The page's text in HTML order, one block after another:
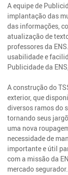
A equipe de
implantação das
das informações,
atualização de
professores da
usabilidade e
Publicidade da
A construção do
exterior, que
diversos ramos do
tornando seus
uma nova
necessidade de
importante e útil
com a missão da
mercado